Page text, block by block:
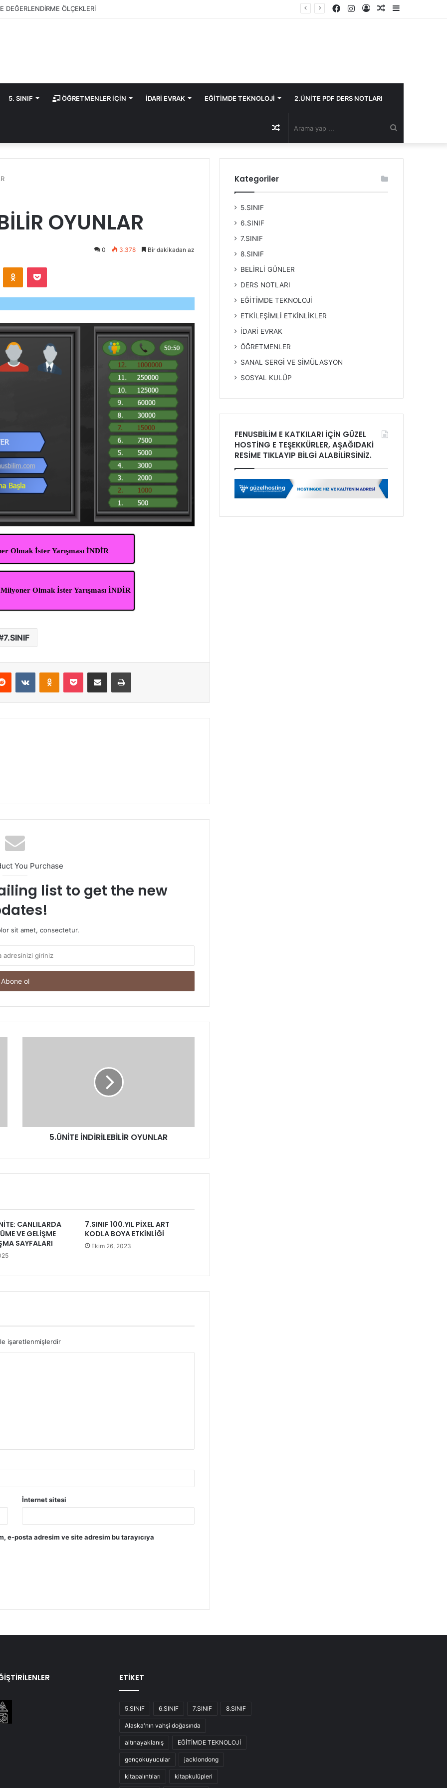
DEĞERLENDİRME ÖLÇEKLERİ
Kenar
Rastgele
Kayıt
Instagram
Facebook
5. SINIF ÖĞRETMENLER İÇİN İDARİ EVRAK EĞİTİMDE TEKNOLOJİ 2.ÜNİTE PDF DERS NOTLARI
yap
Rastgele
Makale
OYUNLAR
0 3.378 Bir dakikadan az
Odnoklassniki
Pocket
Olmak İster Yarışması İNDİR
Olmak İster Yarışması İNDİR
7.SINIF
Reddit VKontakteOdnoklassniki
Pocket E-Posta ile paylaş Yazdır
You Purchase
list to get the new
sit amet, consectetur.
5.ÜNİTE İNDİRİLEBİLİR OYUNLAR
CANLILARDA
VE GELİŞME
SAYFALARI
7.SINIF 100.YIL PİXEL ART
KODLA BOYA ETKİNLİĞİ
Ekim 26, 2023
işaretlenmişlerdir
İnternet sitesi
e-posta adresim ve site adresim bu tarayıcıya
Kategoriler
5.SINIF
6.SINIF
7.SINIF
8.SINIF
BELİRLİ GÜNLER
DERS NOTLARI
EĞİTİMDE TEKNOLOJİ
ETKİLEŞİMLİ ETKİNLİKLER
İDARİ EVRAK
ÖĞRETMENLER
SANAL SERGİ VE SİMÜLASYON
SOSYAL KULÜP
FENUSBİLİM E KATKILARI İÇİN GÜZEL
HOSTİNG E TEŞEKKÜRLER, AŞAĞIDAKİ
RESİME TIKLAYIP BİLGİ ALABİLİRSİNİZ.
ETİKET
5.SINIF 6.SINIF 7.SINIF 8.SINIF
Alaska'nın vahşi doğasında
altınayaklanış EĞİTİMDE TEKNOLOJİ
gençokuyucular jacklondong
kitapalıntıları kitapkulüpleri